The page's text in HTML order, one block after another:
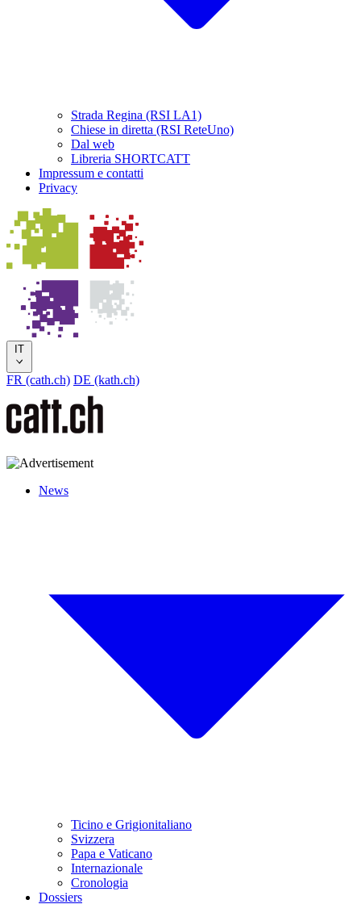
Strada Regina (RSI LA1)
Chiese in diretta (RSI ReteUno)
Dal web
Libreria SHORTCATT
Impressum e contatti
Privacy
IT
FR (cath.ch) DE (kath.ch)
News
Ticino e Grigionitaliano
Svizzera
Papa e Vaticano
Internazionale
Cronologia
Dossiers